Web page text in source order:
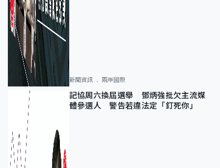
新聞資訊 兩岸國際
記協周六換屆選舉 鄧炳強批欠主流媒
體參選人 警告若違法定「釘死你」